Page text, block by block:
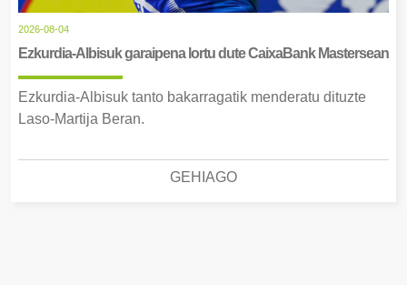
2026-08-04
Ezkurdia-Albisuk garaipena lortu dute CaixaBank Mastersean
Ezkurdia-Albisuk tanto bakarragatik menderatu dituzte
Laso-Martija Beran.
GEHIAGO